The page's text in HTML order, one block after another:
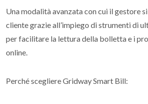
Una modalità avanzata con cui il gestore
cliente grazie all’impiego di strumenti di
per facilitare la lettura della bolletta e i
online.
Perché scegliere Gridway Smart Bill: